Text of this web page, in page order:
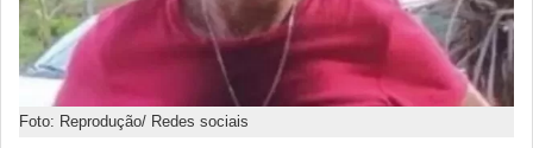
Foto: Reprodução/ Redes sociais